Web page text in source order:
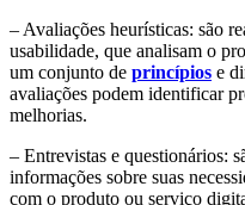
– Avaliações heurísticas: são
usabilidade, que analisam o
um conjunto de princípios e
avaliações podem identificar
melhorias.
– Entrevistas e questionários:
informações sobre suas
com o produto ou serviço